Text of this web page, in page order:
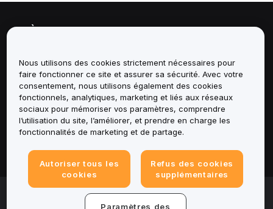
À propos de
Services
Assistance
Produits
Mentions légales
© 2025-2026 Bybit.eu. All rights reserved.
Nous utilisons des cookies strictement nécessaires pour
faire fonctionner ce site et assurer sa sécurité. Avec votre
consentement, nous utilisons également des cookies
fonctionnels, analytiques, marketing et liés aux réseaux
sociaux pour mémoriser vos paramètres, comprendre
l’utilisation du site, l’améliorer, et prendre en charge les
fonctionnalités de marketing et de partage.
Autoriser tous les
cookies
Refus des cookies
supplémentaires
Paramètres des